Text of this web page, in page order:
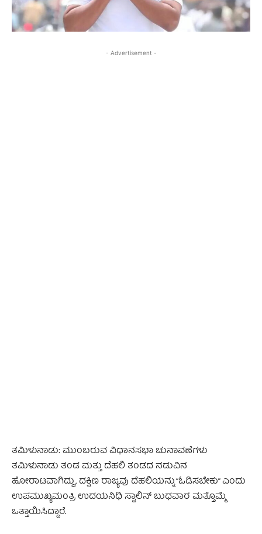
- Advertisement -
ತಮಿಳುನಾಡು: ಮುಂಬರುವ ವಿಧಾನಸಭಾ ಚುನಾವಣೆಗಳು
ತಮಿಳುನಾಡು ತಂಡ ಮತ್ತು ದೆಹಲಿ ತಂಡದ ನಡುವಿನ
ಹೋರಾಟವಾಗಿದ್ದು, ದಕ್ಷಿಣ ರಾಜ್ಯವು ದೆಹಲಿಯನ್ನು “ಓಡಿಸಬೇಕು” ಎಂದು
ಉಪಮುಖ್ಯಮಂತ್ರಿ ಉದಯನಿಧಿ ಸ್ಟಾಲಿನ್ ಬುಧವಾರ ಮತ್ತೊಮ್ಮೆ
ಒತ್ತಾಯಿಸಿದ್ದಾರೆ.